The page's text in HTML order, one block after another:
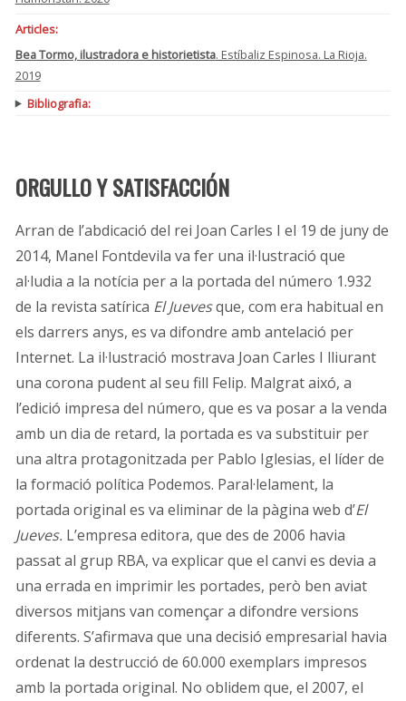
Articles:
Bea Tormo, ilustradora e historietista. Estíbaliz Espinosa. La Rioja.
2019
Bibliografia:
ORGULLO Y SATISFACCIÓN
Arran de l’abdicació del rei Joan Carles I el 19 de juny de
2014, Manel Fontdevila va fer una il·lustració que
al·ludia a la notícia per a la portada del número 1.932
de la revista satírica El Juevesque, com era habitual en
els darrers anys, es va difondre amb antelació per
Internet. La il·lustració mostrava Joan Carles I lliurant
una corona pudent al seu fill Felip. Malgrat aixó, a
l’edició impresa del número, que es va posar a la venda
amb un dia de retard, la portada es va substituir per
una altra protagonitzada per Pablo Iglesias, el líder de
la formació política Podemos. Paral·lelament, la
portada original es va eliminar de la pàgina web d’El
Jueves. L’empresa editora, que des de 2006 havia
passat al grup RBA, va explicar que el canvi es devia a
una errada en imprimir les portades, però ben aviat
diversos mitjans van començar a difondre versions
diferents. S’afirmava que una decisió empresarial havia
ordenat la destrucció de 60.000 exemplars impresos
amb la portada original. No oblidem que, el 2007, el